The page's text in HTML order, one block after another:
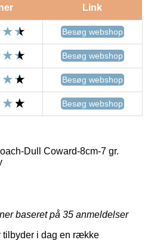
Link
Besøg webshop
Besøg webshop
Besøg webshop
Besøg webshop
Dull Coward-8cm-7 gr.
baseret på 35 anmeldelser
tilbyder i dag en række